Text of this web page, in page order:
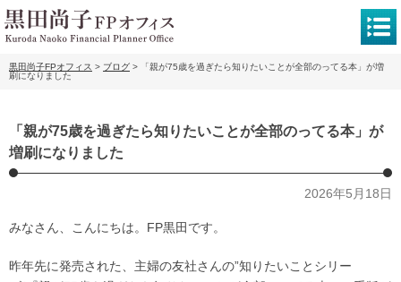
黒田尚子FPオフィス > ブログ >
「親が75歳を過ぎたら知りたいことが全部のってる本」が増
刷になりました
「親が75歳を過ぎたら知りたいことが全部のってる本」が
増刷になりました
2026年5月18日
みなさん、こんにちは。FP黒田です。
昨年先に発売された、主婦の友社さんの”知りたいことシリー